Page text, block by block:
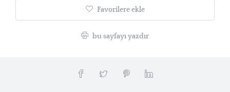
Favorilere ekle
bu sayfayı yazdır